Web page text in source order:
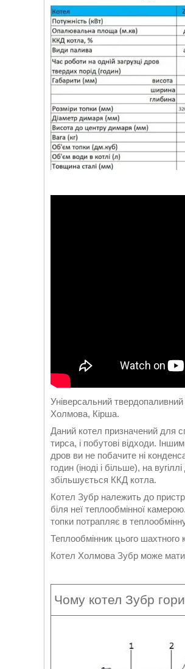
Універсальний
Холмова, Кірша.
Даний котел призначений для
тирса, і побутові відходи.
дров ви не побачите ні
годин (іноді і більше), на
збільшується ККД котла.
Котел Зубр належить до
біля неї теплообмінної
топки потрапляє в
Теплообмінник цього
Котел Холмова Зубр може мати
Чому котел Зубр